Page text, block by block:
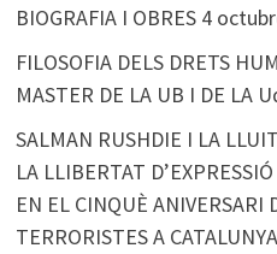
BIOGRAFIA I OBRES 4
FILOSOFIA DELS DRETS
MASTER DE LA UB I DE LA
SALMAN RUSHDIE I LA
LA LLIBERTAT
EN EL CINQUÈ ANIVERSARI
TERRORISTES A